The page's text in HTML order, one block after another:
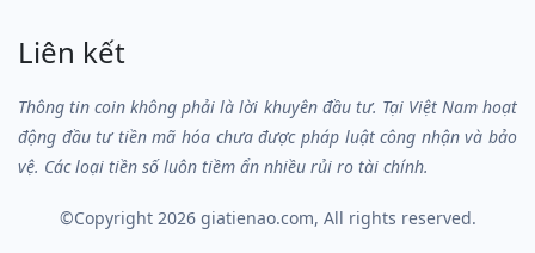
Liên kết
Thông tin coin không phải là lời khuyên đầu tư. Tại Việt Nam hoạt
động đầu tư tiền mã hóa chưa được pháp luật công nhận và bảo
vệ. Các loại tiền số luôn tiềm ẩn nhiều rủi ro tài chính.
©Copyright 2026 giatienao.com, All rights reserved.